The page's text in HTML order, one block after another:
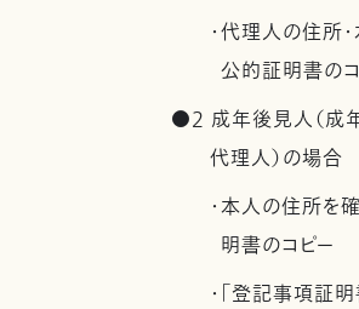
・代理人の住所
公的証明書の
●2 成年後見人（成
代理人）の場合
・本人の住所を
明書のコピー
・「登記事項証